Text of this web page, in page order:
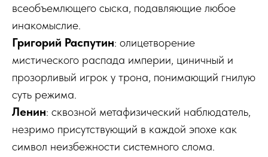
всеобъемлющего сыска, подавляющие любое
инакомыслие.
Григорий Распутин: олицетворение
мистического распада империи, циничный и
прозорливый игрок у трона, понимающий гнилую
суть режима.
Ленин: сквозной метафизический наблюдатель,
незримо присутствующий в каждой эпохе как
символ неизбежности системного слома.